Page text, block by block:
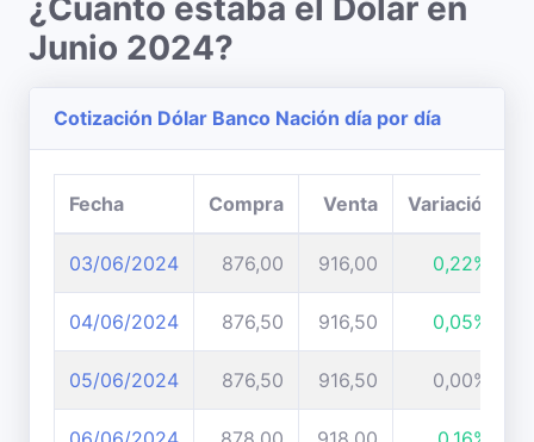
¿Cuanto estaba el Dólar en
Junio 2024?
Cotización Dólar Banco Nación día por día
Fecha Compra Venta Variación
03/06/2024 876,00 916,00 0,22%
04/06/2024 876,50 916,50 0,05%
05/06/2024 876,50 916,50 0,00%